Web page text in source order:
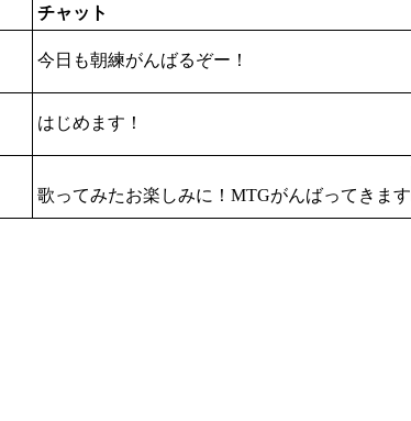
チャット
今日も朝練がんばるぞー！
はじめます！
歌ってみたお楽しみに！MTGがんばってきます